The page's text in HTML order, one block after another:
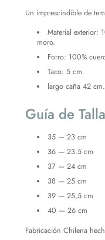
Un imprescindible de
Material exterior:
moro.
Forro: 100%
Taco: 5 cm.
largo caña 42 cm.
Guía de
35 — 23 cm
36 — 23.5 cm
37 — 24 cm
38 — 25 cm
39 — 25,5 cm
40 — 26 cm
Fabricación Chilena